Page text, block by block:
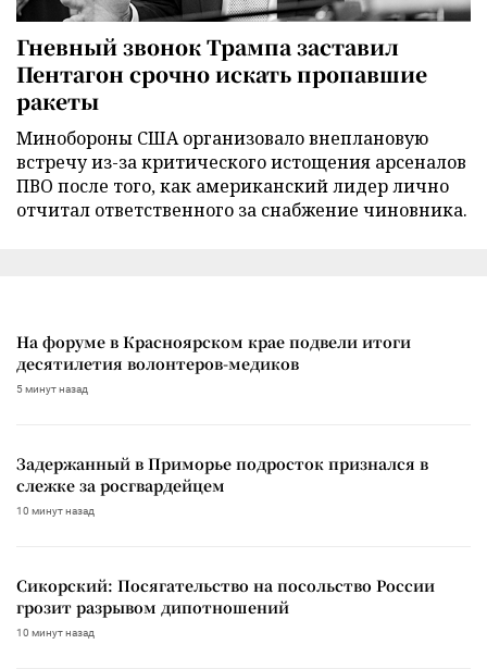
Гневный звонок Трампа заставил
Пентагон срочно искать пропавшие
ракеты
Минобороны США организовало внеплановую
встречу из-за критического истощения арсеналов
ПВО после того, как американский лидер лично
отчитал ответственного за снабжение чиновника.
На форуме в Красноярском крае подвели итоги
десятилетия волонтеров-медиков
5 минут назад
Задержанный в Приморье подросток признался в
слежке за росгвардейцем
10 минут назад
Сикорский: Посягательство на посольство России
грозит разрывом дипотношений
10 минут назад